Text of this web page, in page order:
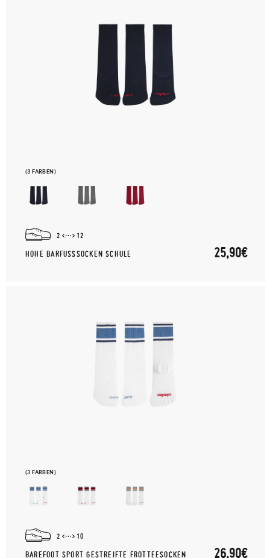
(3 FARBEN)
2 12
HOHE BARFUSSSOCKEN SCHULE 25,90€
(3 FARBEN)
2 10
BAREFOOT SPORT GESTREIFTE FROTTEESOCKEN 26,90€